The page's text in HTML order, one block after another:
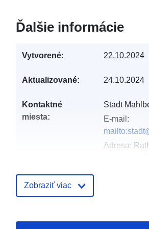
Ďalšie informácie
Vytvorené: 22.10.2024
Aktualizované: 24.10.2024
Kontaktné
miesta:
Stadt
E-mail:
Adresa:
Katalógový
Pridané k
Zobraziť viac